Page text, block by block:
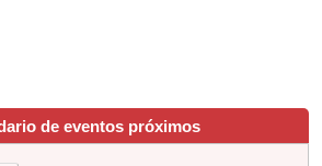
de eventos próximos